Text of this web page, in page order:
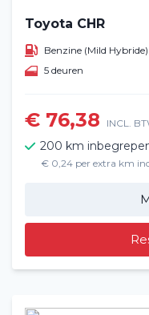
Toyota CHR
Benzine (Mild Hybride)
5 deuren
€ 76,38 INCL.
200 km
€ 0,24 per extra km